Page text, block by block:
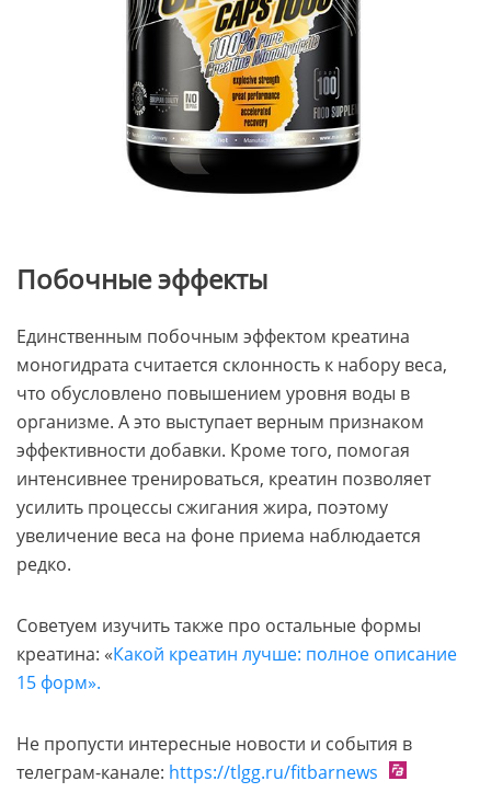
Побочные эффекты
Единственным побочным эффектом креатина
моногидрата считается склонность к набору веса,
что обусловлено повышением уровня воды в
организме. А это выступает верным признаком
эффективности добавки. Кроме того, помогая
интенсивнее тренироваться, креатин позволяет
усилить процессы сжигания жира, поэтому
увеличение веса на фоне приема наблюдается
редко.
Советуем изучить также про остальные формы
креатина: «Какой креатин лучше: полное описание
15 форм».
Не пропусти интересные новости и события в
телеграм-канале: https://tlgg.ru/fitbarnews